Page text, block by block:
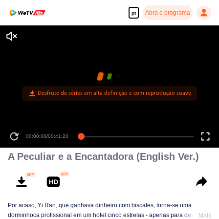
pt Abra o programa
Desfrute de séries em alta definição e com reprodução suave
00:00:00/00:41:20
A Peculiar e a Encantadora (English Ver.)
Por acaso, Yi Ran, que ganhava dinheiro com biscates, torna-se uma
dorminhoca profissional em um hotel cinco estrelas - apenas para descobrir
Mais